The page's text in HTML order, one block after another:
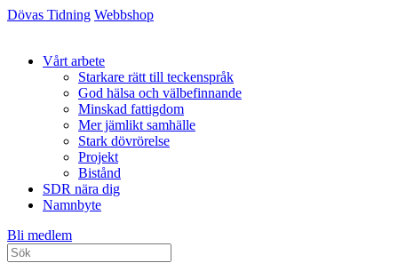
Dövas Tidning Webbshop
Vårt arbete
Starkare rätt till teckenspråk
God hälsa och välbefinnande
Minskad fattigdom
Mer jämlikt samhälle
Stark dövrörelse
Projekt
Bistånd
SDR nära dig
Namnbyte
Bli medlem